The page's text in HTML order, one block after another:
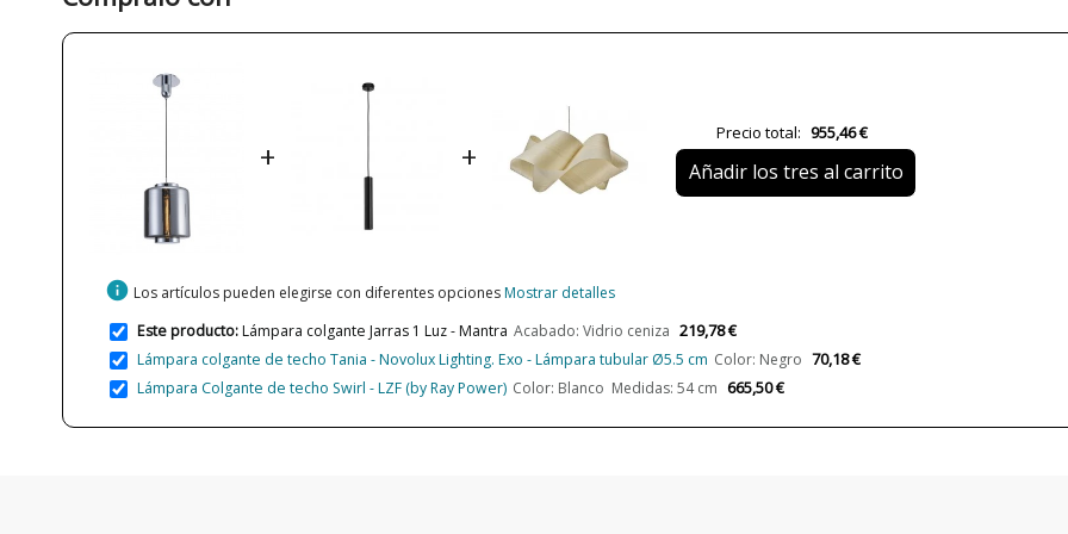
Certificados
Uso
+ +
Precio total: 955,46 €
Añadir los tres al carrito
info Los artículos pueden elegirse con diferentes opcionesMostrar detalles
Este producto:Lámpara colgante Jarras 1 Luz - Mantra Acabado: Vidrio ceniza 219,78 €
Lámpara colgante de techo Tania - Novolux Lighting. Exo - Lámpara tubular Ø5.5 cm Color: Negro 70,18 €
Lámpara Colgante de techo Swirl - LZF (by Ray Power) Color: Blanco Medidas: 54 cm 665,50 €